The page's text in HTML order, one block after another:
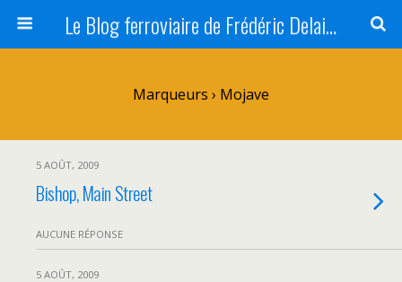
Le Blog ferroviaire de Frédéric Delaitre
Marqueurs › Mojave
5 AOÛT, 2009
Bishop, Main Street
AUCUNE RÉPONSE
5 AOÛT, 2009